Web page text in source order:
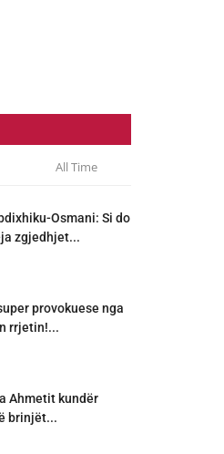
All Time
Osmani: Si do
zgjedhjet...
provokuese nga
rrjetin!...
Ahmetit kundër
brinjët...